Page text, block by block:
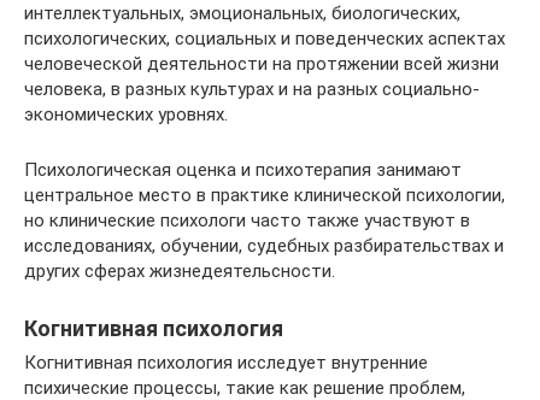
интеллектуальных, эмоциональных, биологических,
психологических, социальных и поведенческих аспектах
человеческой деятельности на протяжении всей жизни
человека, в разных культурах и на разных социально-
экономических уровнях.
Психологическая оценка и психотерапия занимают
центральное место в практике клинической психологии,
но клинические психологи часто также участвуют в
исследованиях, обучении, судебных разбирательствах и
других сферах жизнедеятельсности.
Когнитивная психология
Когнитивная психология исследует внутренние
психические процессы, такие как решение проблем,